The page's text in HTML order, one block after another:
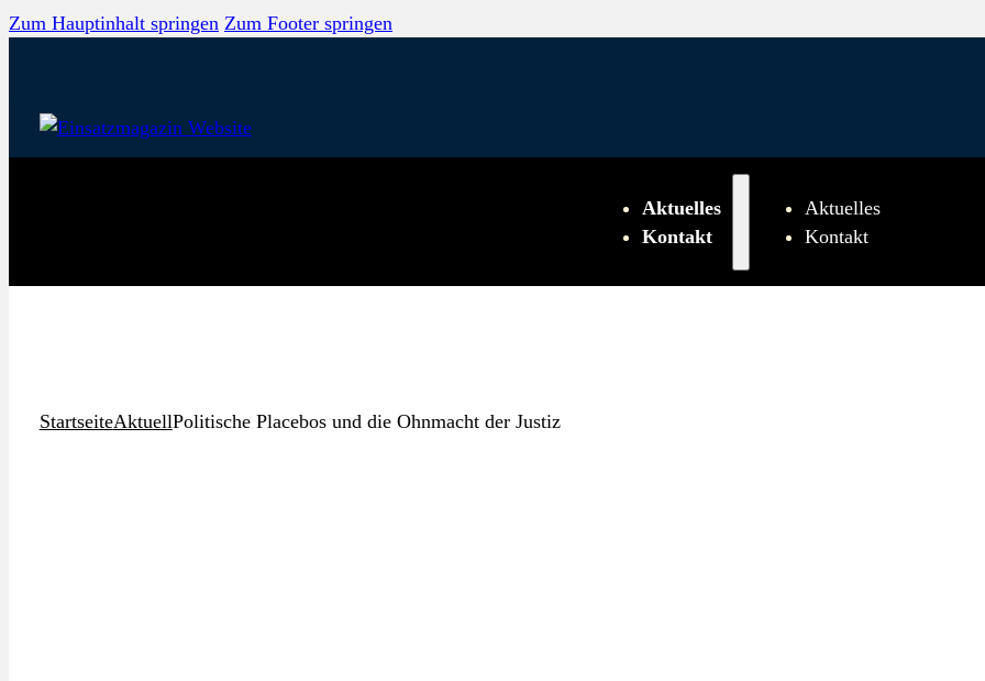
Zum Hauptinhalt springen Zum Footer springen
Aktuelles
Kontakt
Aktuelles
Kontakt
StartseiteAktuellPolitische Placebos und die Ohnmacht der Justiz